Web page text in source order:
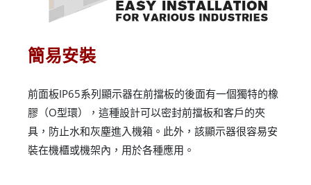
簡易安裝
前面板IP65系列顯示器在前擋板的後面有一個獨特的橡
膠（O型環），這種設計可以密封前擋板和客戶的夾
具，防止水和灰塵進入機箱。此外，該顯示器很容易安
裝在機櫃或機架內，用於各種應用。